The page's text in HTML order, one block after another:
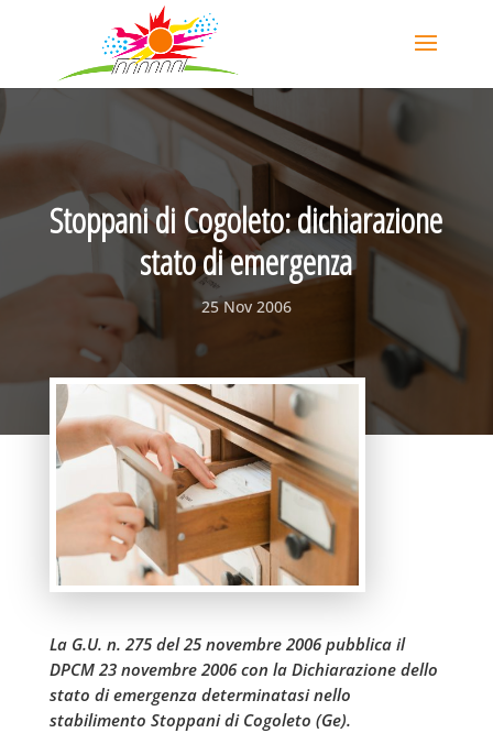
Stoppani di Cogoleto: dichiarazione
stato di emergenza
25 Nov 2006
La G.U. n. 275 del 25 novembre 2006 pubblica il
DPCM 23 novembre 2006 con la Dichiarazione dello
stato di emergenza determinatasi nello
stabilimento Stoppani di Cogoleto (Ge).